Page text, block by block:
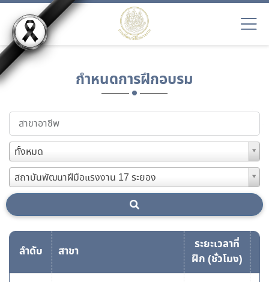
กำหนดการฝึกอบรม
ทั้งหมด
สถาบันพัฒนาฝีมือแรงงาน 17 ระยอง
ลำดับ สาขา
ระยะเวลาที่
ฝึก (ชั่วโมง)